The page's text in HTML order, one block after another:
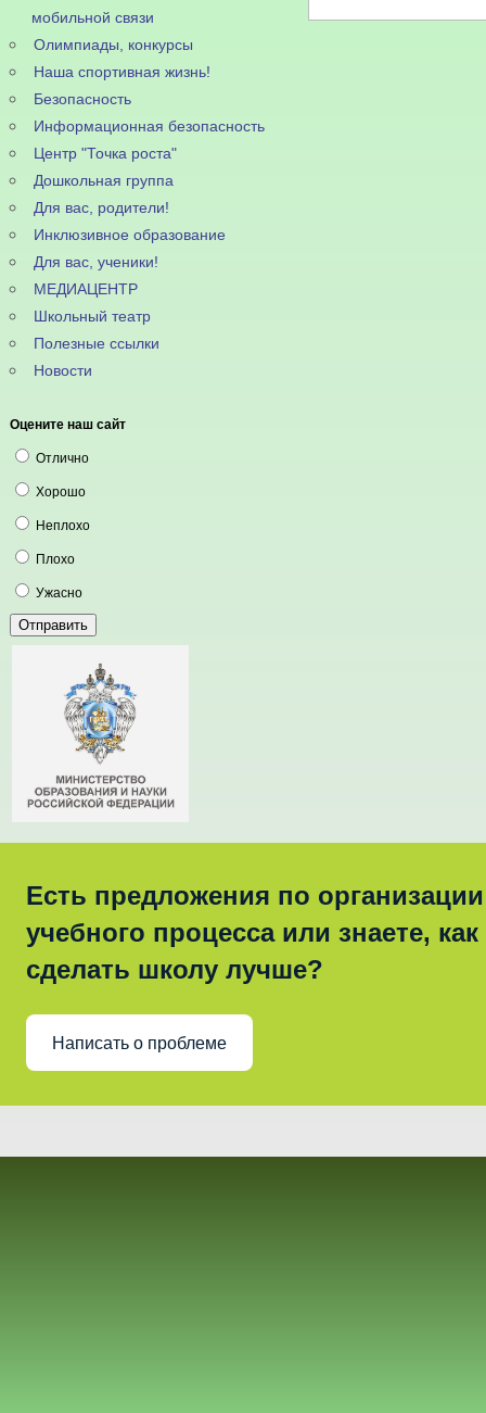
мобильной связи
Олимпиады, конкурсы
Наша спортивная жизнь!
Безопасность
Информационная безопасность
Центр "Точка роста"
Дошкольная группа
Для вас, родители!
Инклюзивное образование
Для вас, ученики!
МЕДИАЦЕНТР
Школьный театр
Полезные ссылки
Новости
Оцените наш сайт
Отлично
Хорошо
Неплохо
Плохо
Ужасно
Есть предложения по организации
учебного процесса или знаете, как
сделать школу лучше?
Написать о проблеме